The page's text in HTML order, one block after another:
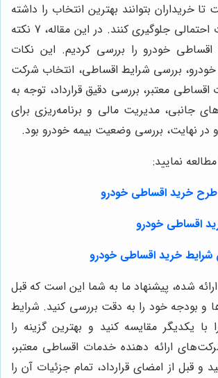
خریداران بتوانند بهترین انتخاب را داشته
باشند و از مشکلات احتمالی جلوگیری کنند. در این مقاله، 7 نکته
اقساطی خودرو را بررسی کردیم. این نکات
بررسی شرایط اقساطی، انتخاب شرکت
اقساطی معتبر، بررسی دقیق قرارداد، توجه به
جانبی، مدیریت مالی و برنامه‌ریزی برای
در نهایت، بررسی وضعیت بیمه خودرو بود.
نمایید:
شده، پیشنهاد ما به شما این است که قبل
و بودجه خود را به دقت بررسی کنید. شرایط
یکدیگر مقایسه کنید و بهترین گزینه را
ارائه دهنده خدمات اقساطی معتبر،
و قبل از امضای قرارداد، تمام جزئیات آن را